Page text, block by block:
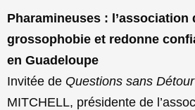
Pharamineuses :
grossophobie et redonne
en Guadeloupe
Invitée de Questions sans Détour
MITCHELL, présidente de